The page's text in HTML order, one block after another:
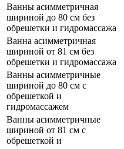
Ванны асимметричная
шириной до 80 см без
обрешетки и гидромассажа
Ванна асимметричная
шириной от 81 см без
обрешетки и гидромассажа
Ванны асимметричные
шириной до 80 см с
обрешеткой и
гидромассажем
Ванны асимметричные
шириной от 81 см с
обрешеткой и